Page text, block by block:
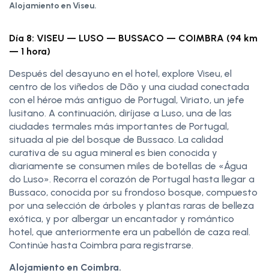
Alojamiento en Viseu.
Día 8: VISEU — LUSO — BUSSACO — COIMBRA (94 km
— 1 hora)
Después del desayuno en el hotel, explore Viseu, el
centro de los viñedos de Dão y una ciudad conectada
con el héroe más antiguo de Portugal, Viriato, un jefe
lusitano. A continuación, diríjase a Luso, una de las
ciudades termales más importantes de Portugal,
situada al pie del bosque de Bussaco. La calidad
curativa de su agua mineral es bien conocida y
diariamente se consumen miles de botellas de «Água
do Luso». Recorra el corazón de Portugal hasta llegar a
Bussaco, conocida por su frondoso bosque, compuesto
por una selección de árboles y plantas raras de belleza
exótica, y por albergar un encantador y romántico
hotel, que anteriormente era un pabellón de caza real.
Continúe hasta Coimbra para registrarse.
Alojamiento en Coimbra.